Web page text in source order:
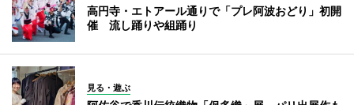
高円寺・エトアール通りで「プレ阿波おどり」初開
催 流し踊りや組踊り
見る・遊ぶ